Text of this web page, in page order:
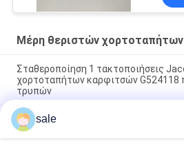
Μέρη θεριστών χορτοταπήτων
Σταθεροποίηση 1 τακτοποιήσεις
χορτοταπήτων καρφιτσών
τρυπών
Gk0071000152 επίπεδος επικεφαλής
τακτοποιήσεων μερών θεριστών
μετάλλων
sale